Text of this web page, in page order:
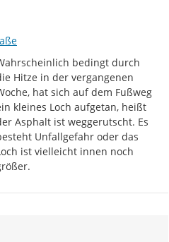
bedingt durch
Hitze in der vergangenen
hat sich auf dem Fußweg
kleines Loch aufgetan, heißt
Asphalt ist weggerutscht. Es
Unfallgefahr oder das
ist vielleicht innen noch